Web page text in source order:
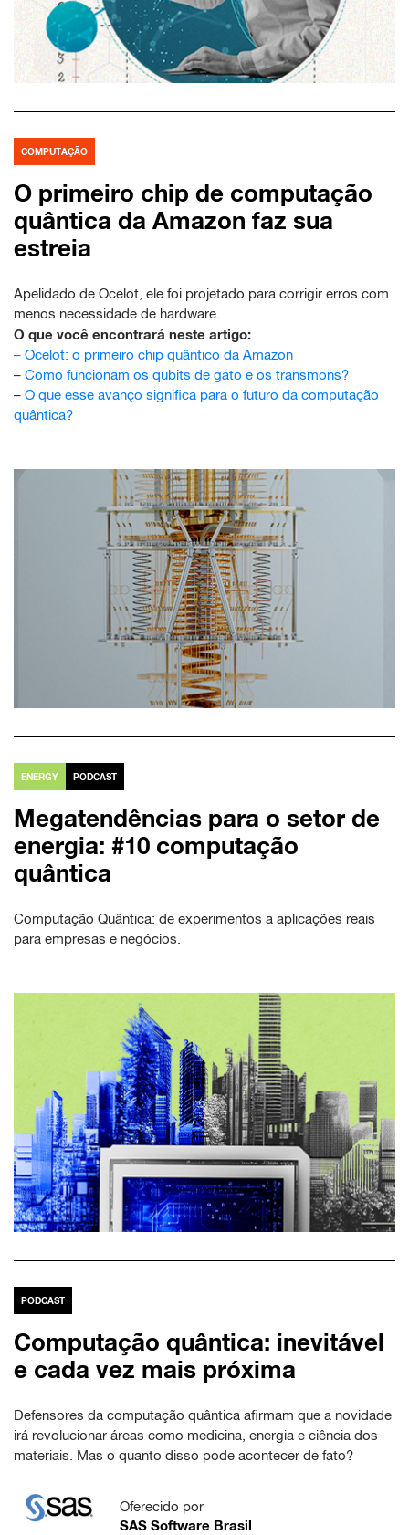
COMPUTAÇÃO
O primeiro chip de computação
quântica da Amazon faz sua
estreia
Apelidado de Ocelot, ele foi projetado para corrigir erros com
menos necessidade de hardware.
O que você encontrará neste artigo:
– Ocelot: o primeiro chip quântico da Amazon
– Como funcionam os qubits de gato e os transmons?
– O que esse avanço significa para o futuro da computação
quântica?
ENERGY PODCAST
Megatendências para o setor de
energia: #10 computação
quântica
Computação Quântica: de experimentos a aplicações reais
para empresas e negócios.
PODCAST
Computação quântica: inevitável
e cada vez mais próxima
Defensores da computação quântica afirmam que a novidade
irá revolucionar áreas como medicina, energia e ciência dos
materiais. Mas o quanto disso pode acontecer de fato?
Oferecido por
SAS Software Brasil